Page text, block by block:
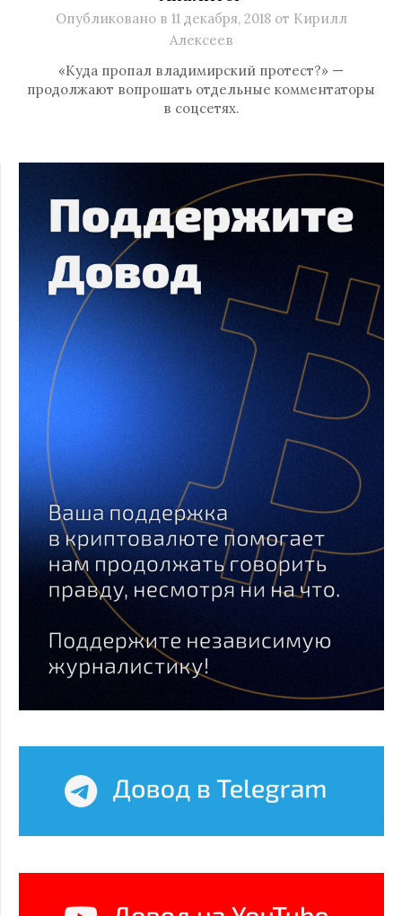
Опубликовано в 11 декабря, 2018от Кирилл
Алексеев
«Куда пропал владимирский протест?» —
продолжают вопрошать отдельные комментаторы
в соцсетях.